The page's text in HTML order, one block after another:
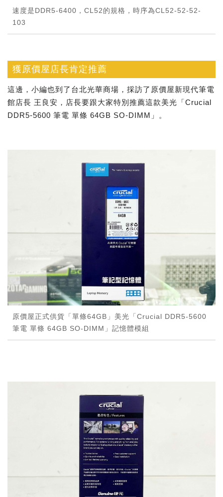
速度是DDR5-6400，CL52的規格，時序為CL52-52-52-
103
獲原價屋店長肯定推薦
這邊，小編也到了台北光華商場，採訪了原價屋新現代筆電
館店長 王良安，店長要跟大家特別推薦這款美光「Crucial
DDR5-5600 筆電 單條 64GB SO-DIMM」。
原價屋正式供貨「單條64GB」美光「Crucial DDR5-5600
筆電 單條 64GB SO-DIMM」記憶體模組